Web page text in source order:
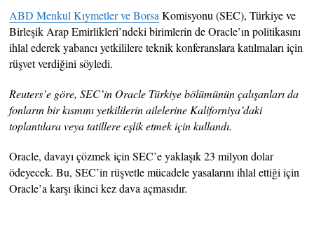
ABD Menkul Kıymetler ve BorsaKomisyonu (SEC), Türkiye ve
Birleşik Arap Emirlikleri’ndeki birimlerin de Oracle’ın politikasını
ihlal ederek yabancı yetkililere teknik konferanslara katılmaları için
rüşvet verdiğini söyledi.
Reuters’e göre, SEC’in Oracle Türkiye bölümünün çalışanları da
fonların bir kısmını yetkililerin ailelerine Kaliforniya’daki
toplantılara veya tatillere eşlik etmek için kullandı.
Oracle, davayı çözmek için SEC’e yaklaşık 23 milyon dolar
ödeyecek. Bu, SEC’in rüşvetle mücadele yasalarını ihlal ettiği için
Oracle’a karşı ikinci kez dava açmasıdır.